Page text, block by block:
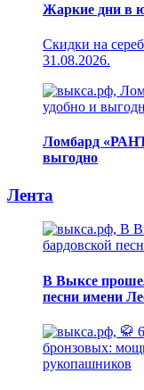
Жаркие дни в
Скидки на
31.08.2026.
Ломбард
выгодно
Лента
В Выксе
песни имени